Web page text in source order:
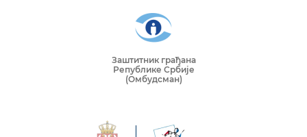
Заштитник грађана
Републике Србије
(Омбудсман)